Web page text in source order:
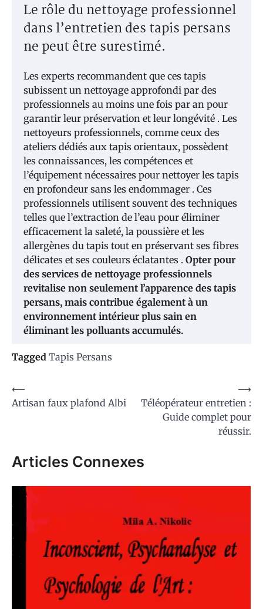
Le rôle du nettoyage professionnel
dans l’entretien des tapis persans
ne peut être surestimé.
Les experts recommandent que ces tapis
subissent un nettoyage approfondi par des
professionnels au moins une fois par an pour
garantir leur préservation et leur longévité . Les
nettoyeurs professionnels, comme ceux des
ateliers dédiés aux tapis orientaux, possèdent
les connaissances, les compétences et
l’équipement nécessaires pour nettoyer les tapis
en profondeur sans les endommager . Ces
professionnels utilisent souvent des techniques
telles que l’extraction de l’eau pour éliminer
efficacement la saleté, la poussière et les
allergènes du tapis tout en préservant ses fibres
délicates et ses couleurs éclatantes . Opter pour
des services de nettoyage professionnels
revitalise non seulement l’apparence des tapis
persans, mais contribue également à un
environnement intérieur plus sain en
éliminant les polluants accumulés.
Tagged Tapis Persans
Navigation
de
⟵
Artisan faux plafond Albi
Téléopérateur entretien :
Guide complet pour
réussir.
⟶
Articles Connexes